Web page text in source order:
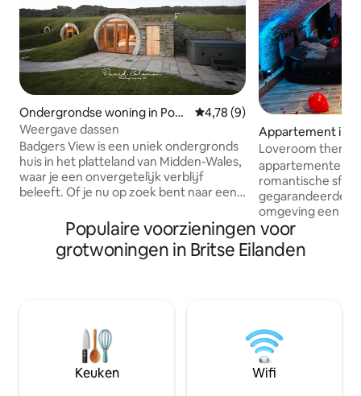
Ondergrondse woning in Pow
ys
Gemiddelde beoordeling van
4,78 (9)
Weergave dassen
Badgers View is een uniek ondergronds
huis in het platteland van Midden-Wales,
waar je een onvergetelijk verblijf
beleeft. Of je nu op zoek bent naar een
avontuurlijke uitvalsbasis om de
wonderen van Wales te verkennen, dit
gezellige maar eigenzinnige verblijf
levendige marktstadje Rhayader, is
perfect gelegen om de
adembenemende Elan Valley te
ontdekken.
Appartement in
sLoveroom
eigen jacuzzi
romantische
gegarandeerde
omgeving een romantische avond om
optimaal te
generatie spa.
ingebouwde spa
⚠️Standard Geschikt voor maximaal 200
kg Aankomst
Geen aankomst
uur.
Populaire voorzieningen voor
grotwoningen in Britse Eilanden
Keuken Wifi